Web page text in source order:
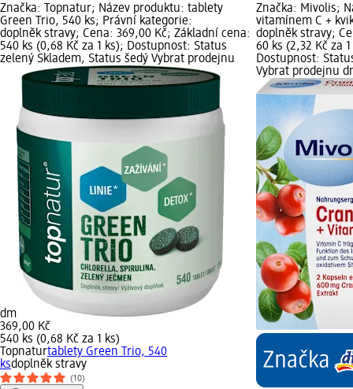
Značka: Topnatur; Název produktu: tablety
Green Trio, 540 ks; Právní kategorie:
doplněk stravy; Cena: 369,00 Kč; Základní cena:
540 ks (0,68 Kč za 1 ks); Dostupnost: Status
zelený Skladem, Status šedý Vybrat prodejnu
dm
369,00 Kč
540 ks (0,68 Kč za 1 ks)
Topnaturtablety Green Trio, 540
ksdoplněk stravy
(10)
Značka: Mivolis;
vitamínem C +
doplněk stravy;
60 ks (2,32 Kč za
Dostupnost:
Vybrat prodejnu